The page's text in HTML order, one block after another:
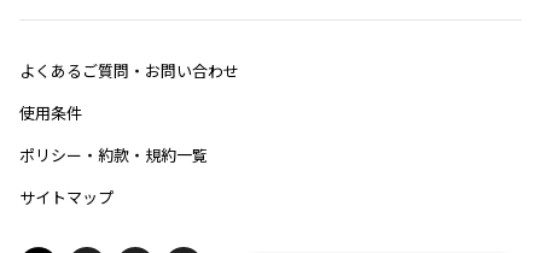
よくあるご質問・お問い合わせ
使用条件
ポリシー・約款・規約一覧
サイトマップ